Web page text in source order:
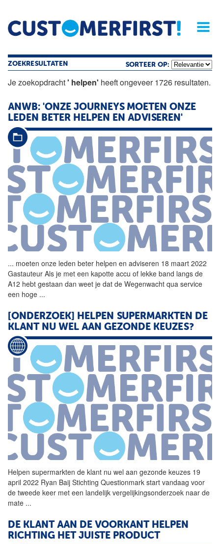
Home Opinie Archief
Magazine
ZOEKRESULTATEN SORTEER OP:
Je zoekopdracht' helpen' heeft ongeveer 1726 resultaten.
ANWB: 'ONZE JOURNEYS MOETEN ONZE
LEDEN BETER HELPEN EN ADVISEREN'
... moeten onze leden beter helpen en adviseren 18 maart 2022
Gastauteur Als je met een kapotte accu of lekke band langs de
A12 hebt gestaan dan weet je dat de Wegenwacht qua service
een hoge ...
[ONDERZOEK] HELPEN SUPERMARKTEN DE
KLANT NU WEL AAN GEZONDE KEUZES?
Helpen supermarkten de klant nu wel aan gezonde keuzes 19
april 2022 Ryan Baij Stichting Questionmark start vandaag voor
de tweede keer met een landelijk vergelijkingsonderzoek naar de
mate ...
DE KLANT AAN DE VOORKANT HELPEN
RICHTING HET JUISTE PRODUCT